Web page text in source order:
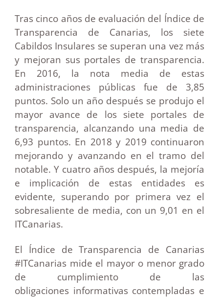
Tras cinco años de evaluación del Índice de
Transparencia de Canarias, los siete
Cabildos Insulares se superan una vez más
y mejoran sus portales de transparencia.
En 2016, la nota media de estas
administraciones públicas fue de 3,85
puntos. Solo un año después se produjo el
mayor avance de los siete portales de
transparencia, alcanzando una media de
6,93 puntos. En 2018 y 2019 continuaron
mejorando y avanzando en el tramo del
notable. Y cuatro años después, la mejoría
e implicación de estas entidades es
evidente, superando por primera vez el
sobresaliente de media, con un 9,01 en el
ITCanarias.
El Índice de Transparencia de Canarias
#ITCanarias mide el mayor o menor grado
de cumplimiento de las
obligaciones informativas contempladas e